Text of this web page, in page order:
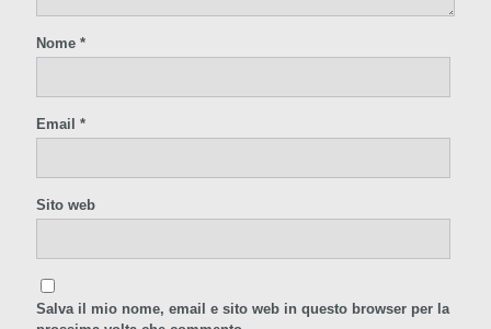
Nome *
Email *
Sito web
Salva il mio nome, email e sito web in questo browser per la